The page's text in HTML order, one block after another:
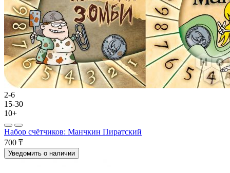
2-6
15-30
10+
Набор счётчиков: Манчкин Пиратский
700 ₸
Уведомить о наличии